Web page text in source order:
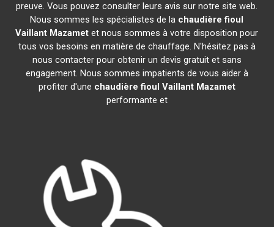
preuve. Vous pouvez consulter leurs avis sur notre site web.
Nous sommes les spécialistes de la chaudière fioul
Vaillant Mazamet et nous sommes à votre disposition pour
tous vos besoins en matière de chauffage. N'hésitez pas à
nous contacter pour obtenir un devis gratuit et sans
engagement. Nous sommes impatients de vous aider à
profiter d'une chaudière fioul Vaillant Mazamet
performante et